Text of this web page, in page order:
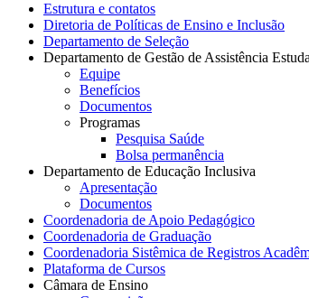
Estrutura e contatos
Diretoria de Políticas de Ensino e Inclusão
Departamento de Seleção
Departamento de Gestão de Assistência
Equipe
Benefícios
Documentos
Programas
Pesquisa Saúde
Bolsa permanência
Departamento de Educação Inclusiva
Apresentação
Documentos
Coordenadoria de Apoio Pedagógico
Coordenadoria de Graduação
Coordenadoria Sistêmica de Registros
Plataforma de Cursos
Câmara de Ensino